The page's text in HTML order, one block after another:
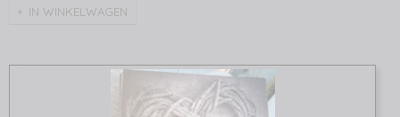
IN WINKELWAGEN